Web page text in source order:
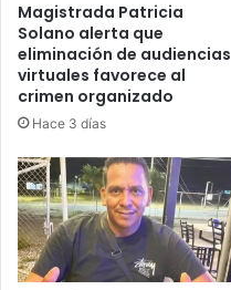
Magistrada Patricia
Solano alerta que
eliminación de audiencias
virtuales favorece al
crimen organizado
Hace 3 días